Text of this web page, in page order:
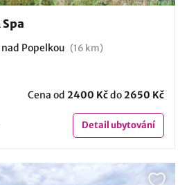
Popelkou (16 km)
Cena od 2400 Kčdo2650 Kč
Detailubytování